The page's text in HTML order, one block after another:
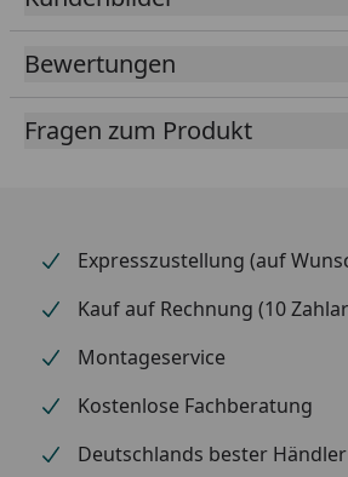
UV-Schutz / 81%
Klarmatt (100% UV-Schutz /
Stabiler Stand trotz filigraner
Stützen Bauweise (
Aufstellung und
Langlebig und wartungsfrei
eloxiertes
Dach:
Bewertungen
Fragen zum Produkt
Expresszustellung (auf
Kauf auf Rechnung (10
Montageservice
Kostenlose Fachberatung
Deutschlands bester Händler